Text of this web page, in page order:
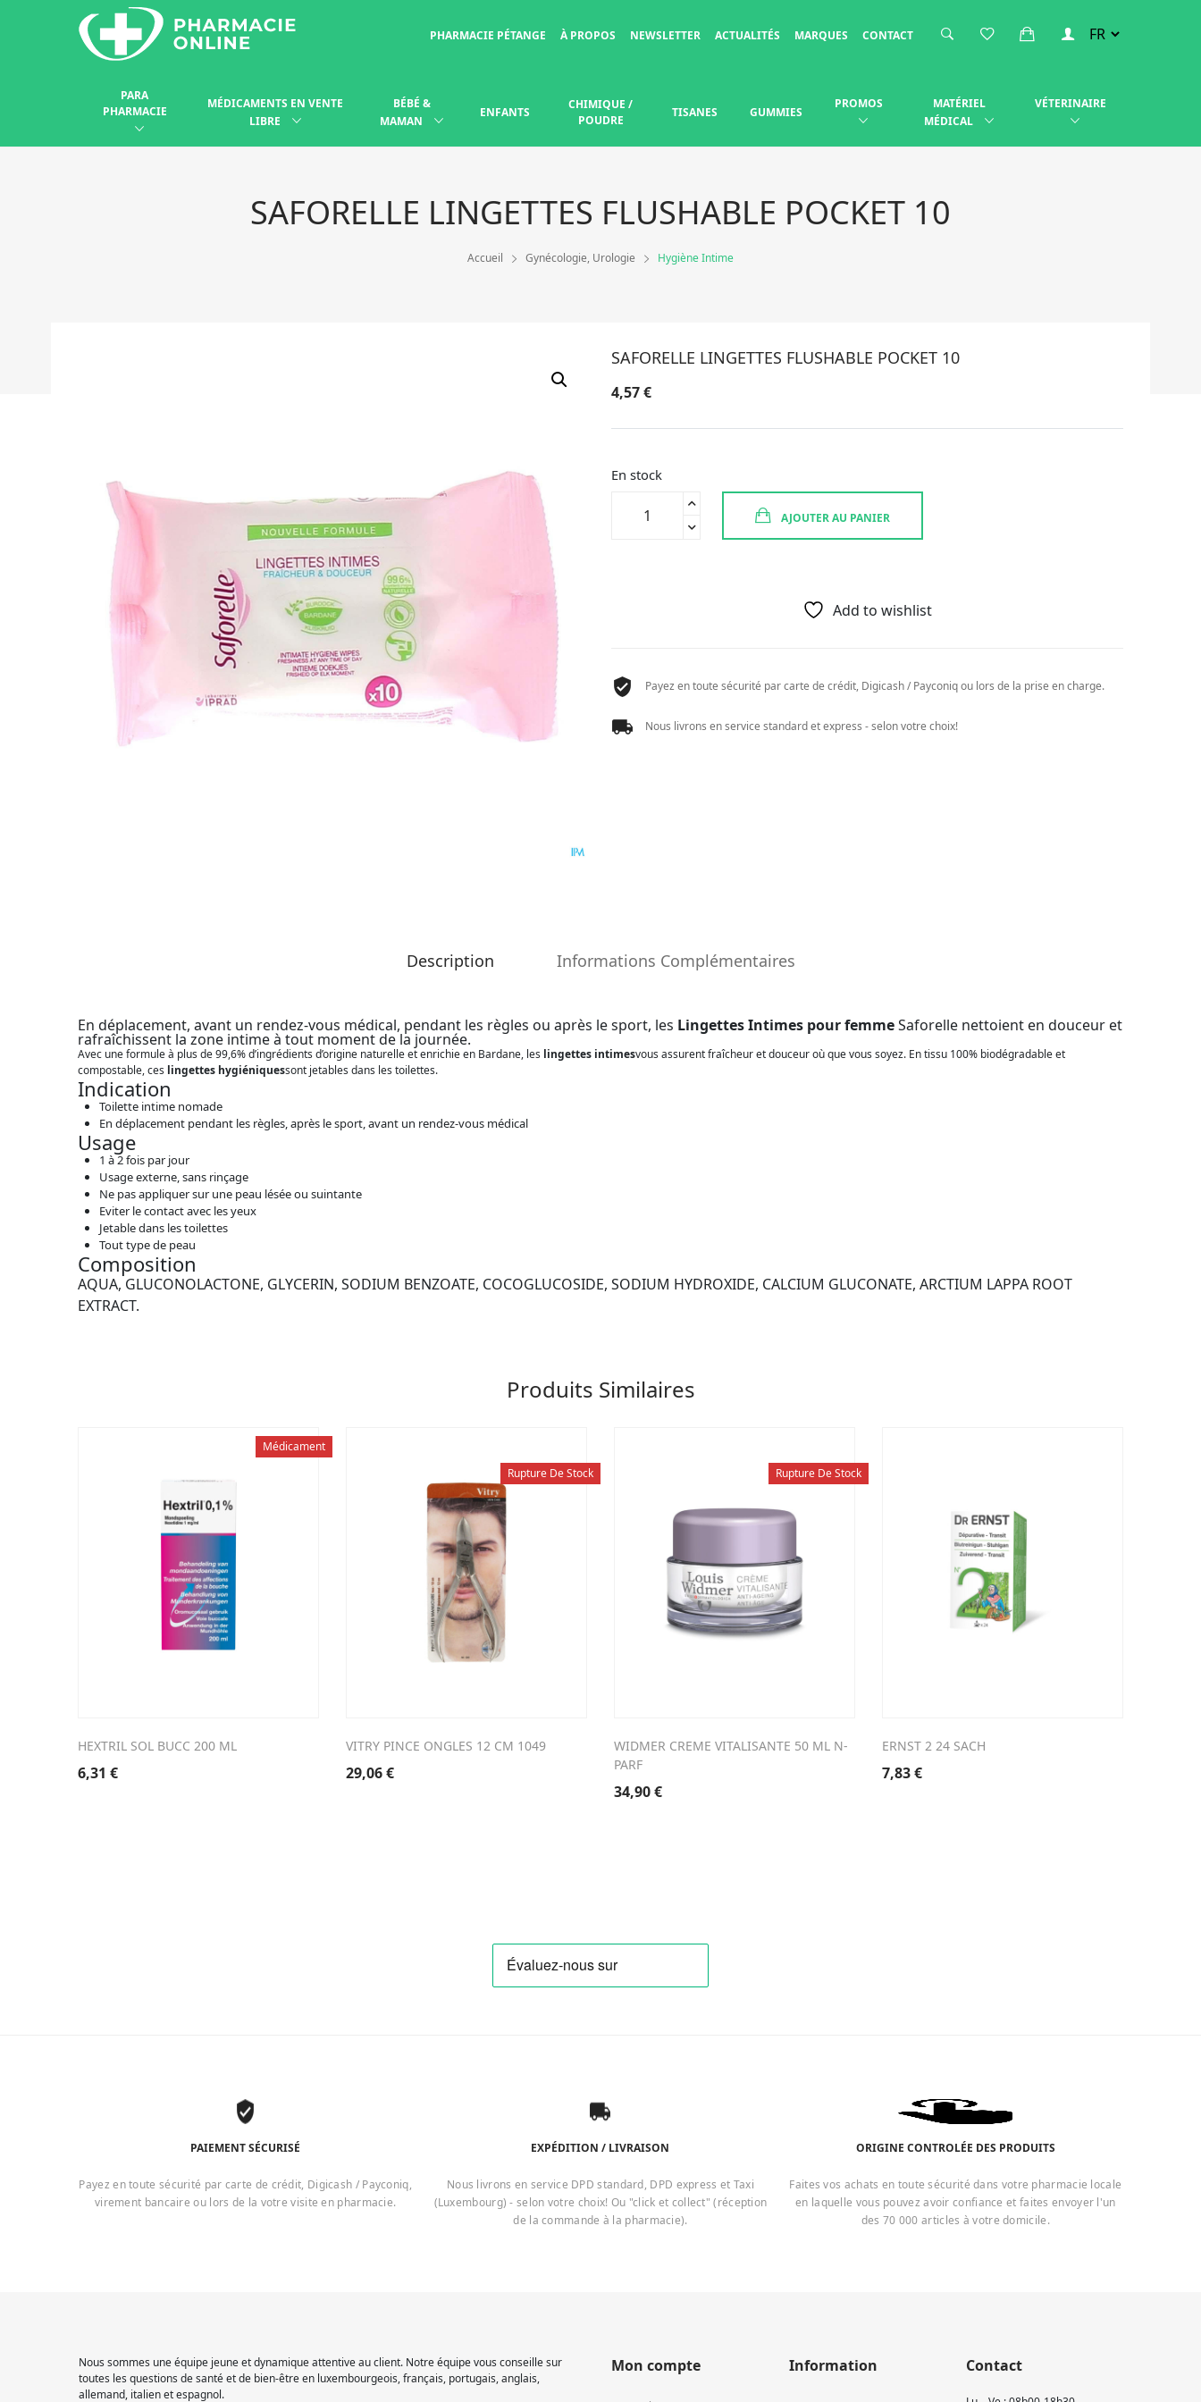
PHARMACIE PÉTANGE À PROPOS NEWSLETTER ACTUALITÉS MARQUES CONTACT
PARA
PHARMACIE
MÉDICAMENTS EN VENTE
LIBRE
BÉBÉ &
MAMAN
ENFANTS
CHIMIQUE /
POUDRE
TISANES GUMMIES
PROMOS
MATÉRIEL
MÉDICAL
VÉTERINAIRE
SAFORELLE LINGETTES FLUSHABLE POCKET 10
Accueil Gynécologie, Urologie Hygiène Intime
SAFORELLE LINGETTES FLUSHABLE POCKET 10
4,57€
En stock
AJOUTER AU PANIER
Add to wishlist
Payez en toute sécurité par carte de crédit, Digicash / Payconiq ou lors de la prise en charge.
Nous livrons en service standard et express - selon votre choix!
Description Informations Complémentaires
En déplacement, avant un rendez-vous médical, pendant les règles ou après le sport, les Lingettes Intimes pour femmeSaforelle nettoient en douceur et
rafraîchissent la zone intime à tout moment de la journée.
Avec une formule à plus de 99,6% d’ingrédients d’origine naturelle et enrichie en Bardane, les lingettes intimesvous assurent fraîcheur et douceur où que vous soyez. En tissu 100% biodégradable et
compostable, ces lingettes hygiéniquessont jetables dans les toilettes.
Indication
Toilette intime nomade
En déplacement pendant les règles, après le sport, avant un rendez-vous médical
Usage
1 à 2 fois par jour
Usage externe, sans rinçage
Ne pas appliquer sur une peau lésée ou suintante
Eviter le contact avec les yeux
Jetable dans les toilettes
Tout type de peau
Composition
AQUA, GLUCONOLACTONE, GLYCERIN, SODIUM BENZOATE, COCOGLUCOSIDE, SODIUM HYDROXIDE, CALCIUM GLUCONATE, ARCTIUM LAPPA ROOT
EXTRACT.
Produits Similaires
Médicament
HEXTRIL SOL BUCC 200 ML
6,31 €
Rupture De Stock
VITRY PINCE ONGLES 12 CM 1049
29,06€
Rupture De Stock
WIDMER CREME VITALISANTE 50 ML N-
PARF
34,90€
ERNST 2 24 SACH
7,83€
PAIEMENT SÉCURISÉ
Payez en toute sécurité par carte de crédit, Digicash / Payconiq,
virement bancaire ou lors de la votre visite en pharmacie.
EXPÉDITION / LIVRAISON
Nous livrons en service DPD standard, DPD express et Taxi
(Luxembourg) - selon votre choix! Ou "click et collect" (réception
de la commande à la pharmacie).
ORIGINE CONTROLÉE DES PRODUITS
Faites vos achats en toute sécurité dans votre pharmacie locale
en laquelle vous pouvez avoir confiance et faites envoyer l'un
des 70 000 articles à votre domicile.
Nous sommes une équipe jeune et dynamique attentive au client. Notre équipe vous conseille sur
toutes les questions de santé et de bien-être en luxembourgeois, français, portugais, anglais,
allemand, italien et espagnol.
Mon compte Information Contact